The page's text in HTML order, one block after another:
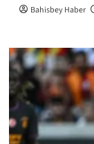
Bahisbey Haber